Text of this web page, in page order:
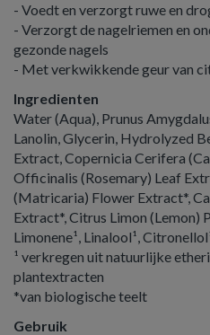
- Voedt en verzorgt ruwe en
- Verzorgt de nagelriemen en
gezonde nagels
- Met verkwikkende geur van
Ingredienten
Water (Aqua), Prunus
Lanolin, Glycerin, Hydrolyzed
Extract, Copernicia Cerifera
Officinalis (Rosemary) Leaf
(Matricaria) Flower Extract*,
Extract*, Citrus Limon (Lemon)
Limonene¹, Linalool¹,
¹ verkregen uit natuurlijke
plantextracten
*van biologische teelt
Gebruik